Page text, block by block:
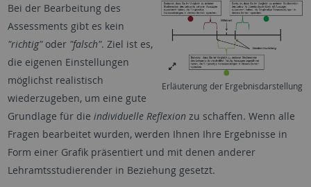
Erläuterung der Ergebnisdarstellung
Bei der Bearbeitung des
Assessments gibt es kein
"richtig"oder "falsch". Ziel ist es,
die eigenen Einstellungen
möglichst realistisch
wiederzugeben, um eine gute
Grundlage für die individuelle Reflexion zu schaffen. Wenn alle
Fragen bearbeitet wurden, werden Ihnen Ihre Ergebnisse in
Form einer Grafik präsentiert und mit denen anderer
Lehramtsstudierender in Beziehung gesetzt.